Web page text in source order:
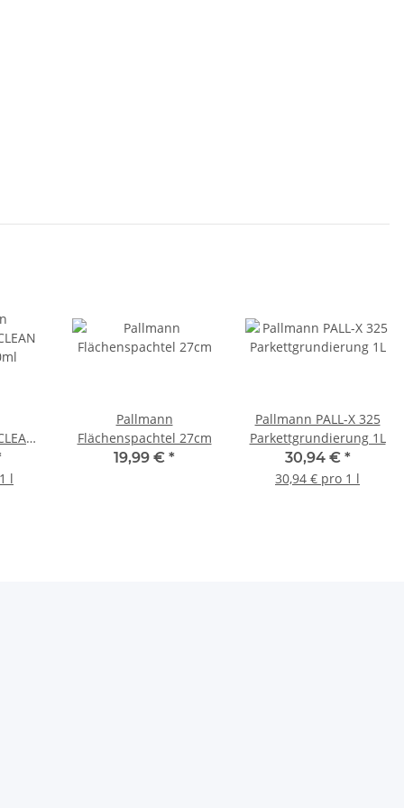
l
Pallmann
Flächenspachtel 27cm
19,99 € *
Pallmann PALL-X 325
Parkettgrundierung 1L
30,94 € *
30,94 € pro 1 l